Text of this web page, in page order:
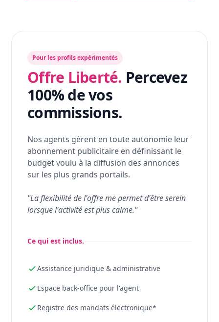
Pour les profils expérimentés
Offre Liberté. Percevez
100% de vos
commissions.
Nos agents gèrent en toute autonomie leur
abonnement publicitaire en définissant le
budget voulu à la diffusion des annonces
sur les plus grands portails.
"La flexibilité de l'offre me permet d'être serein
lorsque l'activité est plus calme."
Ce qui est inclus.
Assistance juridique & administrative
Espace back-office pour l'agent
Registre des mandats électronique*